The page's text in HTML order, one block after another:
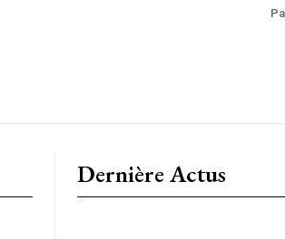
Dernière Actus